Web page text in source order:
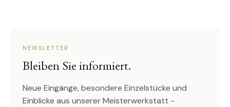
NEWSLETTER
Bleiben Sie informiert.
Neue Eingänge, besondere Einzelstücke und
Einblicke aus unserer Meisterwerkstatt -